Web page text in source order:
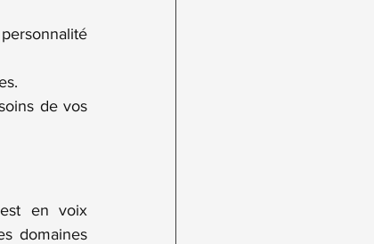
de vos
est en voix
domaines